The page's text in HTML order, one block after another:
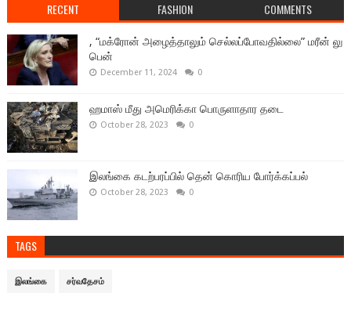
RECENT FASHION COMMENTS
, “மக்ரோன் அழைத்தாலும் செல்லப்போவதில்லை” மரீன் லு
பென்
December 11, 2024 0
ஹமாஸ் மீது அமெரிக்கா பொருளாதார தடை
October 28, 2023 0
இலங்கை கடற்பரப்பில் தென் கொரிய போர்க்கப்பல்
October 28, 2023 0
TAGS
இலங்கை சர்வதேசம்